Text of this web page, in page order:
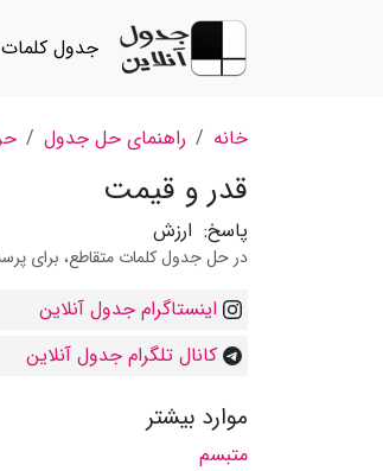
جدول کلمات
خانه راهنمای حل جدول
قدر و قیمت
پاسخ: ارزش
در حل جدول کلمات متقاطع، برای
اینستاگرام جدول آنلاین
کانال تلگرام جدول آنلاین
موارد بیشتر
متبسم